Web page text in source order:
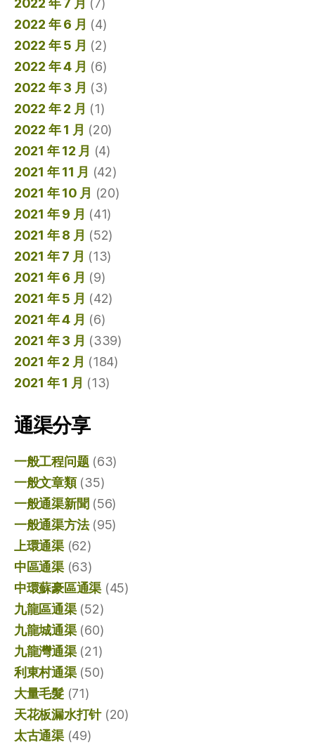
2022 年 6 月 (4)
2022 年 5 月 (2)
2022 年 4 月 (6)
2022 年 3 月 (3)
2022 年 2 月 (1)
2022 年 1 月 (20)
2021 年 12 月 (4)
2021 年 11 月 (42)
2021 年 10 月 (20)
2021 年 9 月 (41)
2021 年 8 月 (52)
2021 年 7 月 (13)
2021 年 6 月 (9)
2021 年 5 月 (42)
2021 年 4 月 (6)
2021 年 3 月 (339)
2021 年 2 月 (184)
2021 年 1 月 (13)
通渠分享
一般工程问题(63)
一般文章類(35)
一般通渠新聞 (56)
一般通渠方法(95)
上環通渠(62)
中區通渠(63)
中環蘇豪區通渠 (45)
九龍區通渠(52)
九龍城通渠(60)
九龍灣通渠(21)
利東村通渠(50)
大量毛髮(71)
天花板漏水打针(20)
太古通渠(49)